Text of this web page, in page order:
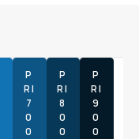
P
RI
7
0
0
P
RI
8
0
0
P
RI
9
0
0